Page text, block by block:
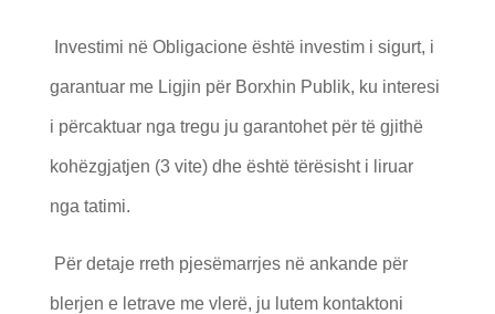
Investimi në Obligacione është investim i sigurt, i
garantuar me Ligjin për Borxhin Publik, ku interesi
i përcaktuar nga tregu ju garantohet për të gjithë
kohëzgjatjen (3 vite) dhe është tërësisht i liruar
nga tatimi.
Për detaje rreth pjesëmarrjes në ankande për
blerjen e letrave me vlerë, ju lutem kontaktoni